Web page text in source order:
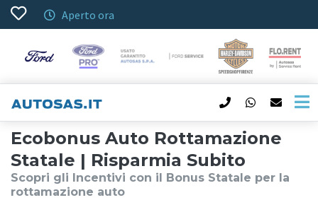
Aperto ora
Ecobonus Auto Rottamazione
Statale | Risparmia Subito
Scopri gli Incentivi con il Bonus Statale per la
rottamazione auto